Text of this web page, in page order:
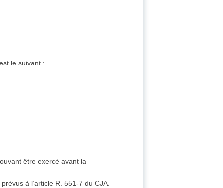
le suivant :
être exercé avant la
à l’article R. 551-7 du CJA.